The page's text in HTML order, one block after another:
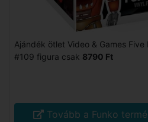
Ajándék ötlet Video & Games
#109 figura csak 8790 Ft
Tovább a Funko